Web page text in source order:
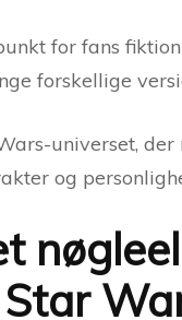
for fans
forskellige
universet,
og